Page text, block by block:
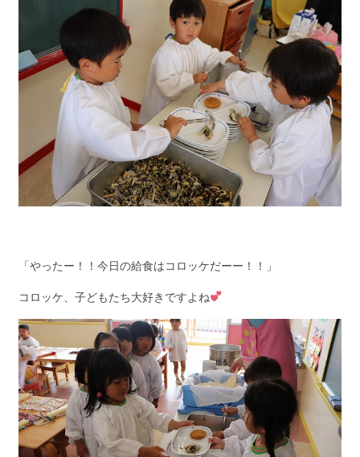
「やったー！！今日の給食はコロッケだーー！！」
コロッケ、子どもたち大好きですよね